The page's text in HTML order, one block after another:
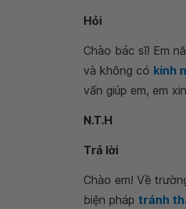
Hỏi
Chào bác sĩ! Em
và không có kinh
vấn giúp em, em
N.T.H
Trả lời
Chào em! Về
biện pháp tránh